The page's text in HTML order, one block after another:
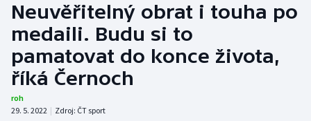
Hokej
Tenis
Atletika
Neuvěřitelný obrat i touha po
medaili. Budu si to
pamatovat do konce života,
říká Černoch
roh
29. 5. 2022 | Zdroj: ČT sport